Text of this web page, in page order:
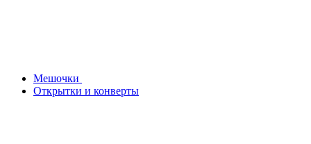
Мешочки
Открытки и конверты